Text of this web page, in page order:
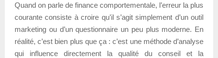
Quand on parle de finance comportementale, l’erreur la plus
courante consiste à croire qu’il s’agit simplement d’un outil
marketing ou d’un questionnaire un peu plus moderne. En
réalité, c’est bien plus que ça : c’est une méthode d’analyse
qui influence directement la qualité du conseil et la